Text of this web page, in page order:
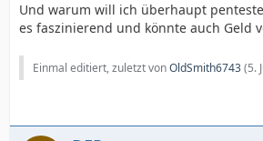
Und warum will ich überhaupt
es faszinierend und könnte auch Geld
Einmal editiert, zuletzt vonOldSmith6743(5.